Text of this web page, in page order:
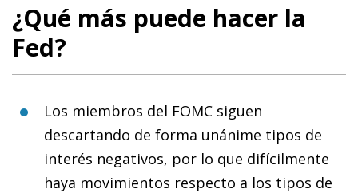
¿Qué más puede hacer la
Fed?
Los miembros del FOMC siguen
descartando de forma unánime tipos de
interés negativos, por lo que difícilmente
haya movimientos respecto a los tipos de